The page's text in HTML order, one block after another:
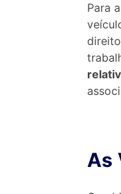
Para
As